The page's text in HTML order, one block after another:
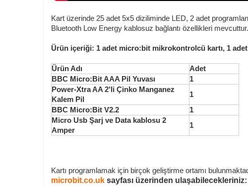
Kart üzerinde 25 adet 5x5 diziliminde LED, 2 adet
Bluetooth Low Energy kablosuz bağlantı özellikleri mevcuttur.
Ürün içeriği: 1 adet micro:bit mikrokontrolcü kartı, 1
Ürün Adı
Adet
BBC Micro:Bit AAA Pil Yuvası
1
Power-Xtra AA 2'li Çinko Manganez
Kalem Pil
1
BBC Micro:Bit V2.2
1
Micro Usb Şarj ve Data kablosu 2
Amper
1
Kartı programlamak için birçok geliştirme ortamı
microbit.co.uk sayfası üzerinden ulaşabilecekleriniz: